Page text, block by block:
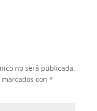
no será publicada.
con *